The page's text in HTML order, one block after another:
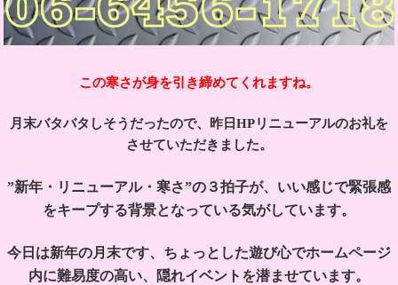
この寒さが身を引き締めてくれますね。
月末バタバタしそうだったので、昨日HPリニューアルのお礼を
させていただきました。
”新年・リニューアル・寒さ”の３拍子が、いい感じで緊張感
をキープする背景となっている気がしています。
今日は新年の月末です、ちょっとした遊び心でホームページ
内に難易度の高い、隠れイベントを潜ませています。